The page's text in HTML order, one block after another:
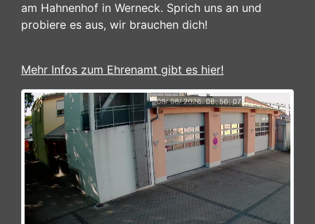
am Hahnenhof in Werneck. Sprich uns an und
probiere es aus, wir brauchen dich!
Mehr Infos zum Ehrenamt gibt es hier!